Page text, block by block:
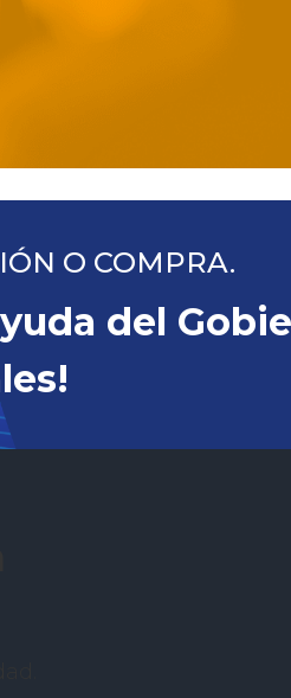
O COMPRA.
del